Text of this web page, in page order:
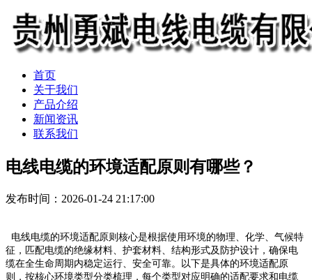
首页
关于我们
产品介绍
新闻资讯
联系我们
电线电缆的环境适配原则有哪些？
发布时间：2026-01-24 21:17:00
电线电缆的环境适配原则核心是根据使用环境的物理、化学、气候特
征，匹配电缆的绝缘材料、护套材料、结构形式及防护设计，确保电
缆在全生命周期内稳定运行、安全可靠。以下是具体的环境适配原
则，按核心环境类型分类梳理，每个类型对应明确的适配要求和电缆